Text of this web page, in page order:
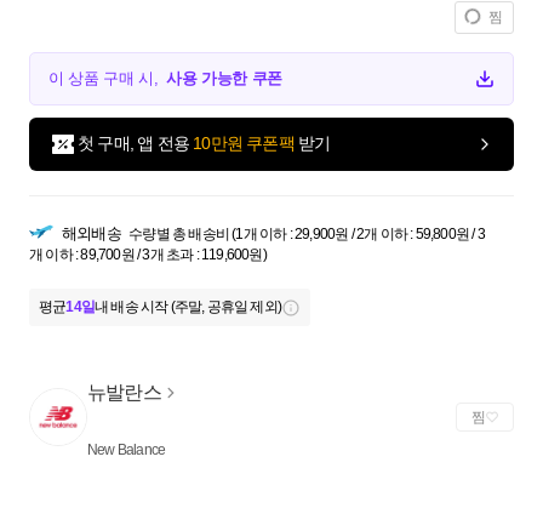
찜
이 상품 구매 시,사용 가능한 쿠폰
첫 구매, 앱 전용 10만원 쿠폰팩 받기
해외배송 수량별 총 배송비 (1개 이하 : 29,900원 / 2개 이하 : 59,800원 / 3
개 이하 : 89,700원 / 3개 초과 : 119,600원)
평균14일내 배송 시작 (주말, 공휴일 제외)
뉴발란스
New Balance
찜